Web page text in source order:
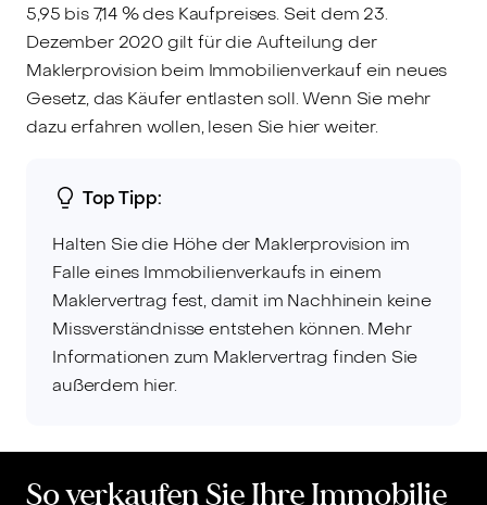
5,95 bis 7,14 % des Kaufpreises. Seit dem 23.
Dezember 2020 gilt für die Aufteilung der
Maklerprovision beim Immobilienverkauf ein neues
Gesetz, das Käufer entlasten soll. Wenn Sie mehr
dazu erfahren wollen, lesen Sie hier weiter.
Top Tipp:
Halten Sie die Höhe der Maklerprovision im
Falle eines Immobilienverkaufs in einem
Maklervertrag fest, damit im Nachhinein keine
Missverständnisse entstehen können. Mehr
Informationen zum Maklervertrag finden Sie
außerdem hier.
So verkaufen Sie Ihre Immobilie